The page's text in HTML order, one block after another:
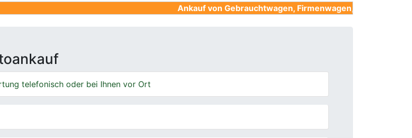
Ankauf von Gebrauchtwagen, Firmenwagen, Unfallwagen,
telefonisch oder bei Ihnen vor Ort